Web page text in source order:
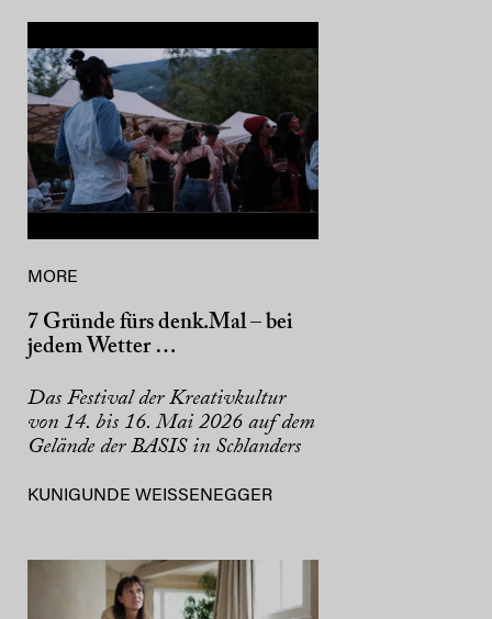
MORE
7 Gründe fürs denk.Mal – bei
jedem Wetter …
Das Festival der Kreativkultur
von 14. bis 16. Mai 2026 auf dem
Gelände der BASIS in Schlanders
KUNIGUNDE WEISSENEGGER